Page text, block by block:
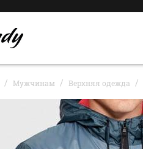
Мужчинам Верхняя одежда